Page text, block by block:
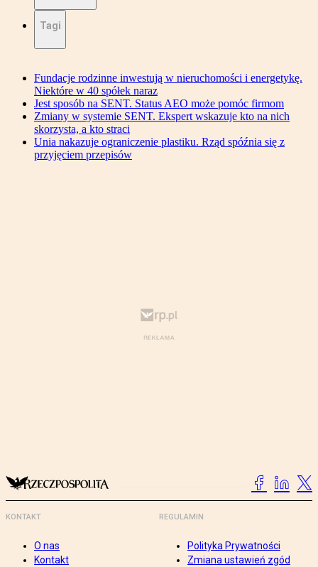
Tagi
Fundacje rodzinne inwestują w nieruchomości i energetykę.
Niektóre w 40 spółek naraz
Jest sposób na SENT. Status AEO może pomóc firmom
Zmiany w systemie SENT. Ekspert wskazuje kto na nich
skorzysta, a kto straci
Unia nakazuje ograniczenie plastiku. Rząd spóźnia się z
przyjęciem przepisów
KONTAKT
O nas
Kontakt
REGULAMIN
Polityka Prywatności
Zmiana ustawień zgód